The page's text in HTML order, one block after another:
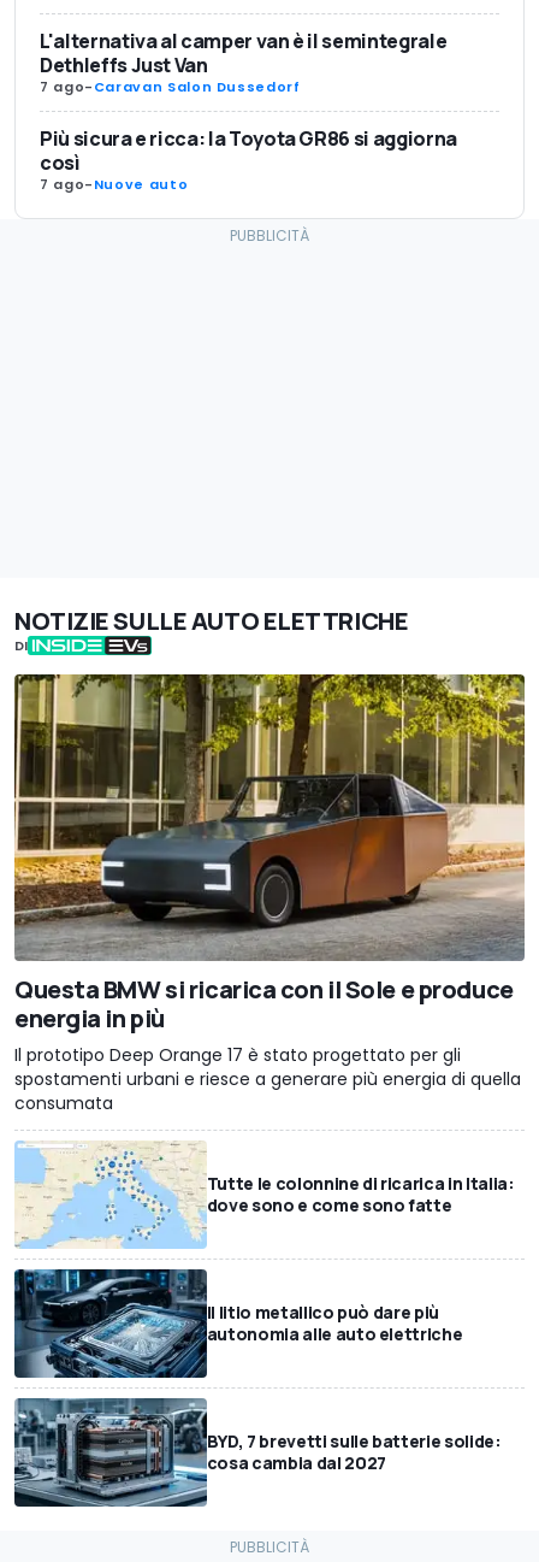
L'alternativa al camper van è il semintegrale
Dethleffs Just Van
7 ago-Caravan Salon Dussedorf
Più sicura e ricca: la Toyota GR86 si aggiorna
così
7 ago-Nuove auto
NOTIZIE SULLE AUTO ELETTRICHE
DI
Questa BMW si ricarica con il Sole e produce
energia in più
Il prototipo Deep Orange 17 è stato progettato per gli
spostamenti urbani e riesce a generare più energia di quella
consumata
Tutte le colonnine di ricarica in Italia:
dove sono e come sono fatte
Il litio metallico può dare più
autonomia alle auto elettriche
BYD, 7 brevetti sulle batterie solide:
cosa cambia dal 2027